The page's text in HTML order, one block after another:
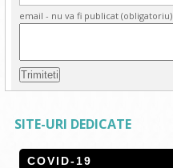
email - nu va fi publicat (obligatoriu)
SITE-URI DEDICATE
COVID-19